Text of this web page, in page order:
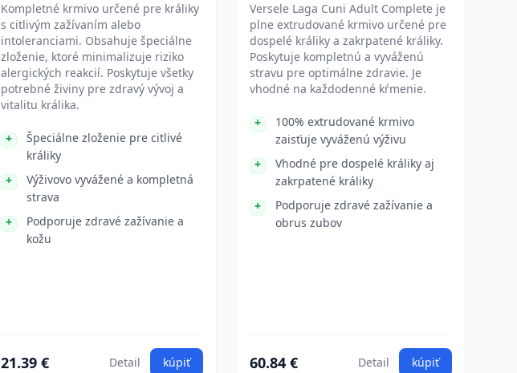
Kompletné krmivo určené pre králiky
s citlivým zažívaním alebo
intoleranciami. Obsahuje špeciálne
zloženie, ktoré minimalizuje riziko
alergických reakcií. Poskytuje všetky
potrebné živiny pre zdravý vývoj a
vitalitu králika.
Špeciálne zloženie pre citlivé
králiky
Výživovo vyvážené a kompletná
strava
Podporuje zdravé zažívanie a
kožu
21.39 € Detail kúpiť
Versele Laga Cuni Adult Complete je
plne extrudované krmivo určené pre
dospelé králiky a zakrpatené králiky.
Poskytuje kompletnú a vyváženú
stravu pre optimálne zdravie. Je
vhodné na každodenné kŕmenie.
100% extrudované krmivo
zaisťuje vyváženú výživu
Vhodné pre dospelé králiky aj
zakrpatené králiky
Podporuje zdravé zažívanie a
obrus zubov
60.84 € Detail kúpiť